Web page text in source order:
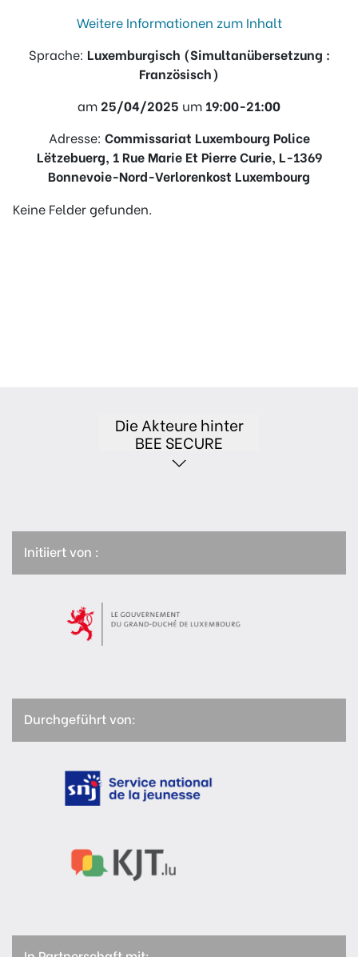
Weitere Informationen zum Inhalt
Sprache: Luxemburgisch (Simultanübersetzung :
Französisch)
am 25/04/2025 um 19:00-21:00
Adresse: Commissariat Luxembourg Police
Lëtzebuerg, 1 Rue Marie Et Pierre Curie, L-1369
Bonnevoie-Nord-Verlorenkost Luxembourg
Keine Felder gefunden.
Die Akteure hinter
BEE SECURE
Initiiert von :
Durchgeführt von: